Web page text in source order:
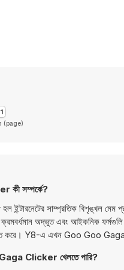
(page)
সম্পর্কে?
সাম্প্রতিক বিশৃঙ্খল মেম
ক্রমবর্ধমান অদ্ভুত এবং আইকনিক
করে। Y8-এ এখন Goo Goo
Clicker খেলতে পারি?